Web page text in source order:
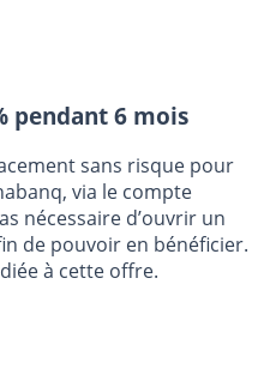
pendant 6 mois
sans risque pour
via le compte
nécessaire d’ouvrir un
à cette offre.